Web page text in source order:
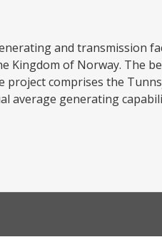
and transmission
Kingdom of Norway. The
project comprises the
average generating